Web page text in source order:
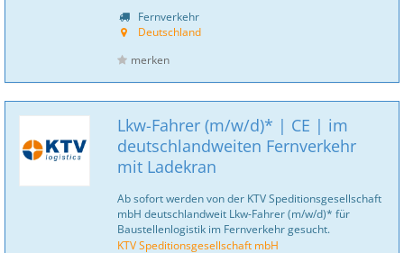
Fernverkehr
Deutschland
merken
Lkw-Fahrer (m/w/d)* | CE | im
deutschlandweiten Fernverkehr
mit Ladekran
Ab sofort werden von der KTV Speditionsgesellschaft
mbH deutschlandweit Lkw-Fahrer (m/w/d)* für
Baustellenlogistik im Fernverkehr gesucht.
KTV Speditionsgesellschaft mbH